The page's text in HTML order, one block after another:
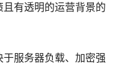
有透明的运营背景的
服务器负载、加密强